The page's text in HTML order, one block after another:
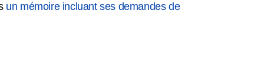
un mémoire incluant ses demandes de